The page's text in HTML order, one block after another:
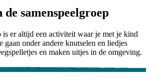
samenspeelgroep
is er altijd een activiteit waar je met je kind
gaan onder andere knutselen en liedjes
en maken uitjes in de omgeving.